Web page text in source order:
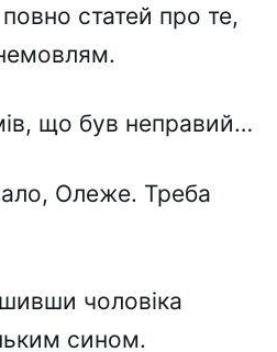
статей про те,
що був неправий…
Олеже. Треба
чоловіка
сином.